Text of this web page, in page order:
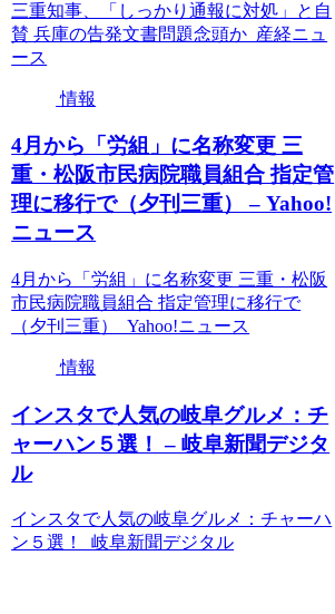
三重知事、「しっかり通報に対処」と自
賛 兵庫の告発文書問題念頭か 産経ニュ
ース
情報
4月から「労組」に名称変更 三
重・松阪市民病院職員組合 指定管
理に移行で（夕刊三重） – Yahoo!
ニュース
4月から「労組」に名称変更 三重・松阪
市民病院職員組合 指定管理に移行で
（夕刊三重） Yahoo!ニュース
情報
インスタで人気の岐阜グルメ：チ
ャーハン５選！ – 岐阜新聞デジタ
ル
インスタで人気の岐阜グルメ：チャーハ
ン５選！ 岐阜新聞デジタル